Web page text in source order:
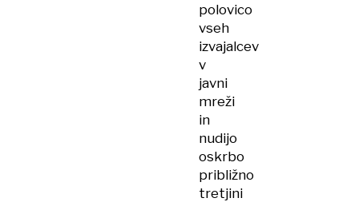
polovico
vseh
izvajalcev
v
javni
mreži
in
nudijo
oskrbo
približno
tretjini